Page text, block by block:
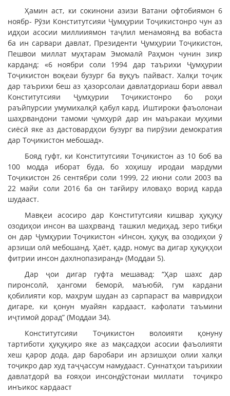
Ҳамин аст, ки сокинони азизи Ватани офтобиямон 6
ноябр- Рӯзи Конститутсияи Ҷумҳурии Тоҷикистонро чун аз
идҳои асосии миллииямон таҷлил менамоянд ва вобаста
ба ин сарвари давлат, Президенти Ҷумҳурии Тоҷикистон,
Пешвои миллат муҳтарам Эмомалӣ Раҳмон чунин зикр
карданд: «6 ноябри соли 1994 дар таърихи Ҷумҳурии
Тоҷикистон воқеаи бузург ба вуқуъ пайваст. Халқи тоҷик
дар таърихи беш аз ҳазорсолаи давлатдориаш бори аввал
Конститутсияи Ҷумҳурии Тоҷикистонро бо роҳи
раъйпурсии умумихалқӣ қабул кард. Иштироки фаъолонаи
шаҳрвандони тамоми ҷумҳурӣ дар ин маъракаи муҳими
сиёсӣ яке аз дастовардҳои бузург ва пирӯзии демократия
дар Тоҷикистон мебошад».
Бояд гуфт, ки Конститутсияи Тоҷикистон аз 10 боб ва
100 модда иборат буда, бо хоҳишу иродаи мардуми
Тоҷикистон 26 сентябри соли 1999, 22 июни соли 2003 ва
22 майи соли 2016 ба он тағйиру иловаҳо ворид карда
шудааст.
Мавқеи асосиро дар Конститутсияи кишвар ҳуқуқу
озодиҳои инсон ва шаҳрванд ташкил медиҳад, зеро тибқи
он дар Ҷумҳурии Тоҷикистон «Инсон, ҳуқуқ ва озодиҳои ӯ
арзиши олӣ мебошанд. Ҳаёт, қадр, номус ва дигар ҳуқуқҳои
фитрии инсон дахлнопазиранд» (Моддаи 5).
Дар ҷои дигар гуфта мешавад: “Ҳар шахс дар
пиронсолӣ, ҳангоми беморӣ, маъюбӣ, гум кардани
қобилияти кор, маҳрум шудан аз сарпараст ва мавридҳои
дигаре, ки қонун муайян кардааст, кафолати таъмини
иҷтимоӣ дорад” (Моддаи 34).
Конститутсияи Тоҷикистон волоияти қонуну
тартиботи ҳуқуқиро яке аз мақсадҳои асосии фаъолияти
хеш қарор дода, дар баробари ин арзишҳои олии халқи
тоҷикро дар худ таҷҷассум намудааст. Суннатҳои таърихии
давлатдорӣ ва ғояҳои инсондӯстонаи миллати тоҷикро
инъикос кардааст